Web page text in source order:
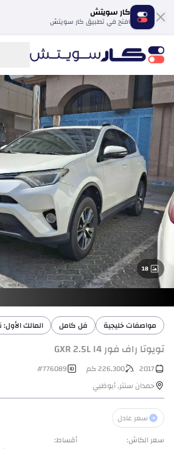
كار سويتش
افتح في تطبيق كار سويتش
18
مواصفات خليجية فل كامل المالك
تويوتا راف فور GXR 2.5L I4
2017
226,300كم #776089
حمدان سنتر,أبوظبي
سعر عادل
سعر الكاش: أقساط: